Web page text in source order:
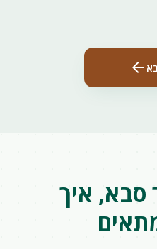
arrow_back
סבא, איך